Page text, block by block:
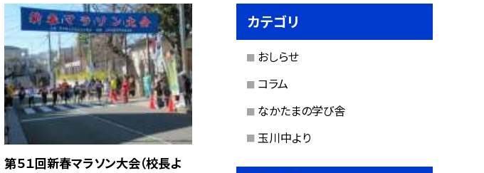
第５１回新春マラソン大会（校長よ
カテゴリ
おしらせ
コラム
なかたまの学び舎
玉川中より